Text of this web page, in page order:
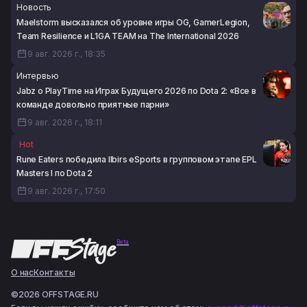
Новость
Maelstorm высказался об уровне игры OG, GamerLegion,
Team Resilience и L1GA TEAM на The International 2026
9 авг. 2026 г., 18:35
Интервью
Jabz о PlayTime на Играх Будущего 2026 по Dota 2: «Все в
команде довольно приятные парни»
9 авг. 2026 г., 18:11
Hot
Rune Eaters победила Ilbirs eSports в групповом этапе EPL
Masters I по Dota 2
9 авг. 2026 г., 17:50
Beta
О насКонтакты
©2026 OFFSTAGE.RU